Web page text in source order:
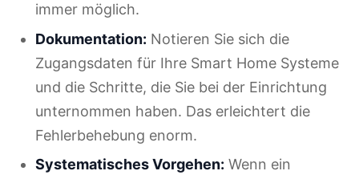
immer möglich.
Dokumentation: Notieren Sie sich die
Zugangsdaten für Ihre Smart Home Systeme
und die Schritte, die Sie bei der Einrichtung
unternommen haben. Das erleichtert die
Fehlerbehebung enorm.
Systematisches Vorgehen: Wenn ein